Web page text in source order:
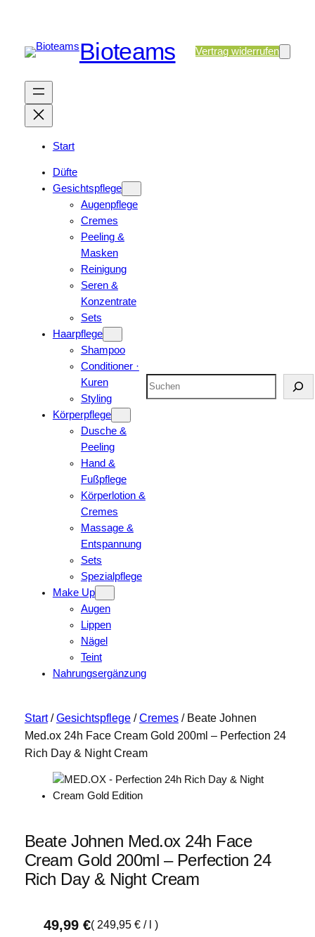
Bioteams Vertrag widerrufen
Start
Düfte
Gesichtspflege
Augenpflege
Cremes
Peeling &
Masken
Reinigung
Seren &
Konzentrate
Sets
Haarpflege
Shampoo
Conditioner ·
Kuren
Styling
Körperpflege
Dusche &
Peeling
Hand &
Fußpflege
Körperlotion &
Cremes
Massage &
Entspannung
Sets
Spezialpflege
Make Up
Augen
Lippen
Nägel
Teint
Nahrungsergänzung
Suchen
Start/Gesichtspflege/Cremes/ Beate Johnen
Med.ox 24h Face Cream Gold 200ml – Perfection 24
Rich Day & Night Cream
Beate Johnen Med.ox 24h Face
Cream Gold 200ml – Perfection 24
Rich Day & Night Cream
49,99 €( 249,95 €/ )